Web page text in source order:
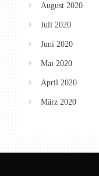
August 2020
Juli 2020
Juni 2020
Mai 2020
April 2020
März 2020